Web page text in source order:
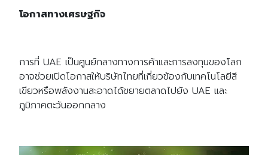
โอกาสทางเศรษฐกิจ
การที่ UAE เป็นศูนย์กลางทางการค้าและการลงทุนของโลก
อาจช่วยเปิดโอกาสให้บริษัทไทยที่เกี่ยวข้องกับเทคโนโลยีสี
เขียวหรือพลังงานสะอาดได้ขยายตลาดไปยัง UAE และ
ภูมิภาคตะวันออกกลาง